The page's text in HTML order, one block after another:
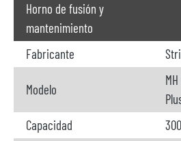
Horno de fusión y
mantenimiento
Fabricante
Modelo
Capacidad